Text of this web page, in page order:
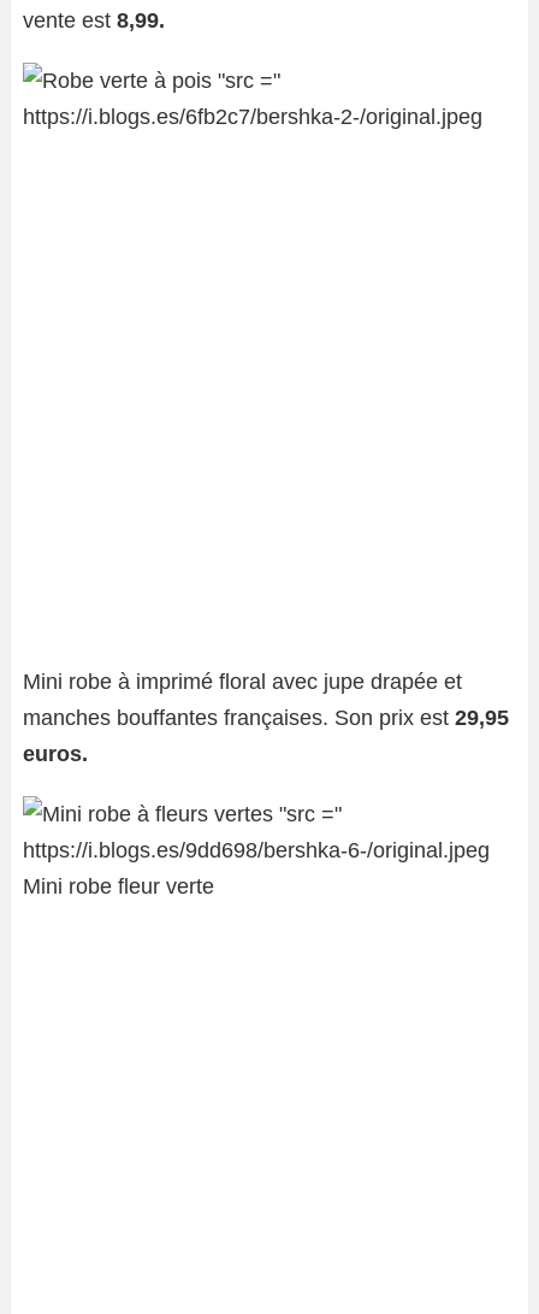
vente est 8,99.
Mini robe à imprimé floral avec jupe drapée et
manches bouffantes françaises. Son prix est 29,95
euros.
Mini robe fleur verte